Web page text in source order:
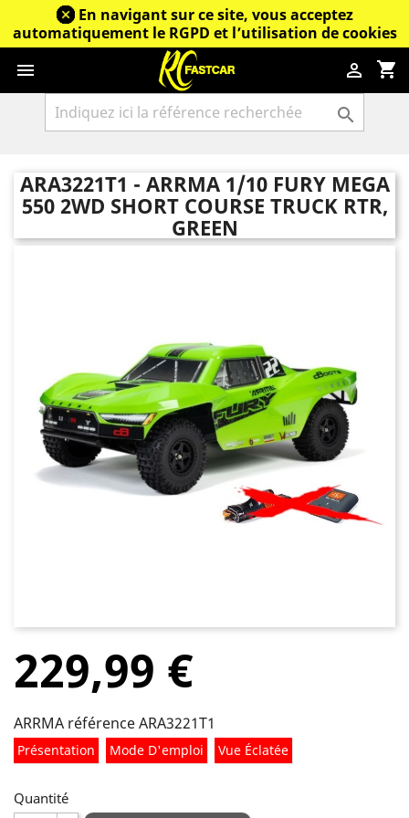
En navigant sur ce site, vous acceptez
automatiquement le RGPD et l’utilisation de cookies
 shopping_cart


ARA3221T1 - ARRMA 1/10 FURY MEGA
550 2WD SHORT COURSE TRUCK RTR,
GREEN
229,99 €
ARRMA référence ARA3221T1
Présentation Mode D'emploi Vue Éclatée
Quantité